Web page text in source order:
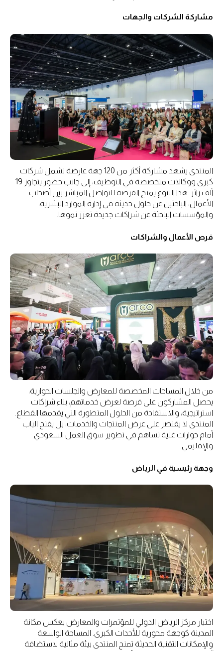
مشاركة الشركات والجهات
المنتدى يشهد مشاركة أكثر من 120 جهة عارضة تشمل شركات
كبرى ووكالات متخصصة في التوظيف، إلى جانب حضور يتجاوز 19
ألف زائر. هذا التنوع يمنح الفرصة للتواصل المباشر بين أصحاب
الأعمال، الباحثين عن حلول حديثة في إدارة الموارد البشرية،
والمؤسسات الباحثة عن شراكات جديدة تعزز نموها.
فرص الأعمال والشراكات
من خلال المساحات المخصصة للمعارض والجلسات الحوارية،
يحصل المشاركون على فرصة لعرض خدماتهم، بناء شراكات
استراتيجية، والاستفادة من الحلول المتطورة التي يقدمها القطاع.
المنتدى لا يقتصر على عرض المنتجات والخدمات، بل يفتح الباب
أمام حوارات غنية تساهم في تطوير سوق العمل السعودي
والإقليمي.
وجهة رئيسية في الرياض
اختيار مركز الرياض الدولي للمؤتمرات والمعارض يعكس مكانة
المدينة كوجهة محورية للأحداث الكبرى. المساحة الواسعة
والإمكانات التقنية الحديثة تمنح المنتدى بيئة مثالية لاستضافة